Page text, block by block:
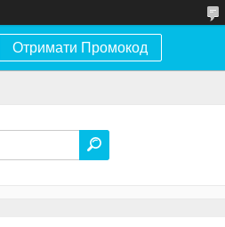
Отримати Промокод